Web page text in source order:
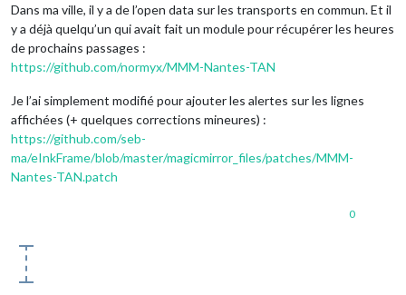
Dans ma ville, il y a de l’open data sur les transports en commun. Et il
y a déjà quelqu’un qui avait fait un module pour récupérer les heures
de prochains passages :
https://github.com/normyx/MMM-Nantes-TAN
Je l’ai simplement modifié pour ajouter les alertes sur les lignes
affichées (+ quelques corrections mineures) :
https://github.com/seb-
ma/eInkFrame/blob/master/magicmirror_files/patches/MMM-
Nantes-TAN.patch
0